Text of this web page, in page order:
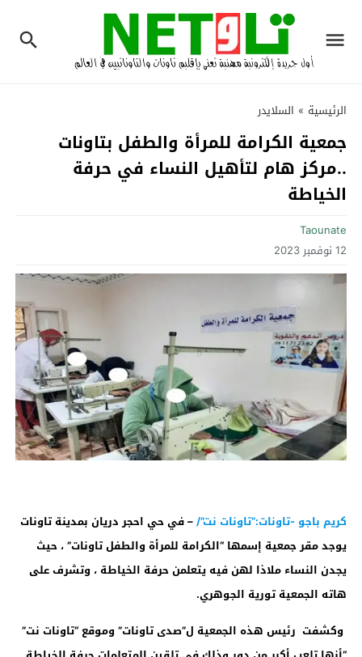
الرئيسية » السلايدر
جمعية الكرامة للمرأة والطفل بتاونات
..مركز هام لتأهيل النساء في حرفة
الخياطة‎
Taounate
12 نوفمبر 2023
كريم باجو -تاونات:”تاونات نت”/– في حي احجر دريان بمدينة تاونات
يوجد مقر جمعية إسمها “الكرامة للمرأة والطفل تاونات” ، حيث
يجدن النساء ملاذا لهن فيه يتعلمن حرفة الخياطة ، وتشرف على
هاته الجمعية تورية الجوهري.
وكشفت رئيس هذه الجمعية ل”صدى تاونات” وموقع “تاونات نت”